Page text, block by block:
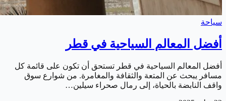
سياحة
أفضل المعالم السياحية في قطر
أفضل المعالم السياحية في قطر تستحق أن تكون على قائمة كل
مسافر يبحث عن المتعة والثقافة والمغامرة. من شوارع سوق
واقف النابضة بالحياة، إلى رمال صحراء سيلين…